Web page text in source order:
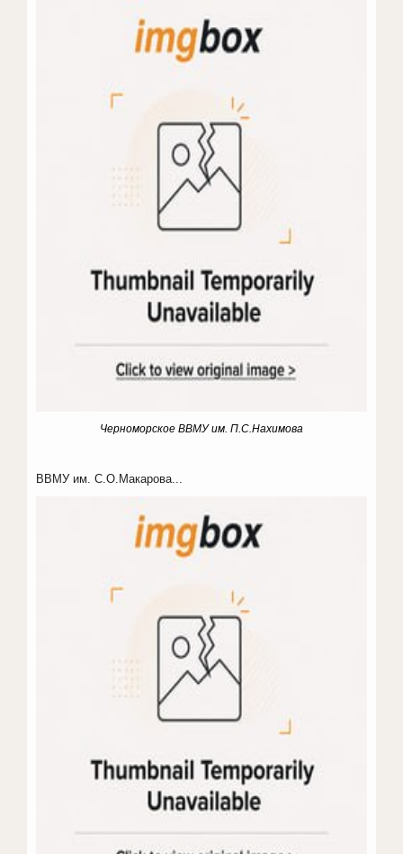
Черноморское ВВМУ им. П.С.Нахимова
ВВМУ им. С.О.Макарова...